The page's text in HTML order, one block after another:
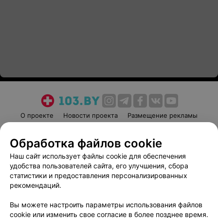
О проекте Новости проекта
Размещение рекламы
Пользовательское соглашение
Способы оплаты
Вакансии
Партнеры
Написать руководителю 103.by
Обработка персональных данных
Обработка файлов cookie
Наш сайт использует файлы cookie для обеспечения
удобства пользователей сайта, его улучшения, сбора
статистики и предоставления персонализированных
рекомендаций.
Вы можете настроить параметры использования файлов
cookie или изменить свое согласие в более позднее время.